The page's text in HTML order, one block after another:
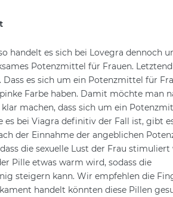
handelt es sich bei Lovegra dennoch
Potenzmittel für Frauen.
es sich um ein Potenzmittel für
Farbe haben. Damit möchte man
machen, dass sich um ein
bei Viagra definitiv der Fall ist, gibt
der Einnahme der angeblichen
die sexuelle Lust der Frau stimuliert
Pille etwas warm wird, sodass die
steigern kann. Wir empfehlen die
handelt könnten diese Pillen